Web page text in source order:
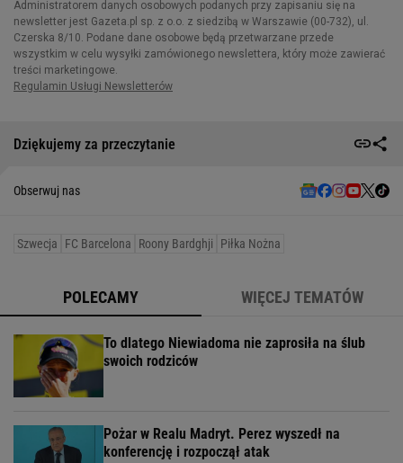
Dziękujemy za przeczytanie
Obserwuj nas
Szwecja FC Barcelona Roony Bardghji Piłka Nożna
POLECAMY WIĘCEJ TEMATÓW
To dlatego Niewiadoma nie zaprosiła na ślub
swoich rodziców
Pożar w Realu Madryt. Perez wyszedł na
konferencję i rozpoczął atak